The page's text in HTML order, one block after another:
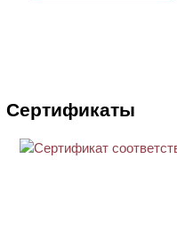
Сертификаты